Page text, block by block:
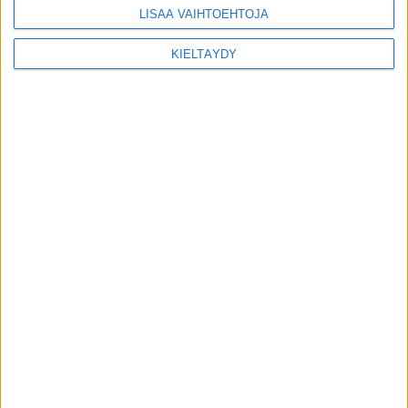
LISÄÄ VAIHTOEHTOJA
KIELTÄYDY